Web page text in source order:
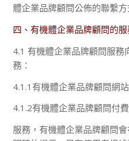
體企業品牌顧問公佈的聯繫
四、有機體企業品牌顧問的
4.1 有機體企業品牌顧問服務
務：
4.1.1有機體企業品牌顧問網
4.1.2有機體企業品牌顧問付
服務，有機體企業品牌顧問